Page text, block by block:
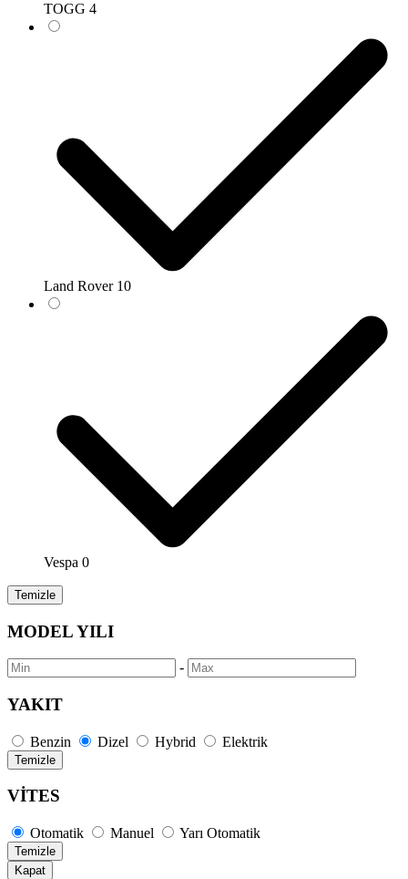
TOGG 4
Land Rover 10
Vespa 0
Temizle
MODEL YILI
-
YAKIT
Benzin Dizel Hybrid Elektrik
Temizle
VİTES
Otomatik Manuel Yarı Otomatik
Temizle
Kapat